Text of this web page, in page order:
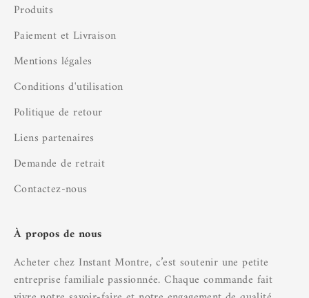
Produits
Paiement et Livraison
Mentions légales
Conditions d'utilisation
Politique de retour
Liens partenaires
Demande de retrait
Contactez-nous
À propos de nous
Acheter chez Instant Montre, c’est soutenir une petite
entreprise familiale passionnée. Chaque commande fait